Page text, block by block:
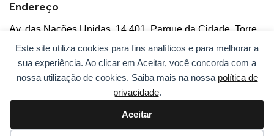
Este site utiliza cookies para fins analíticos e para melhorar a
sua experiência. Ao clicar em Aceitar, você concorda com a
nossa utilização de cookies. Saiba mais na nossa política de
privacidade.
Aceitar
Endereço
Av. das Nações Unidas, 14.401, Parque da Cidade, Torre
Tarumã
5°andar, salas 502/503, CEP: 04730-090, São Paulo, SP